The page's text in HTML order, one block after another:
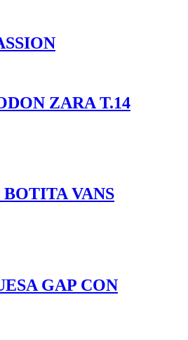
ZARA T.14
VANS
GAP CON